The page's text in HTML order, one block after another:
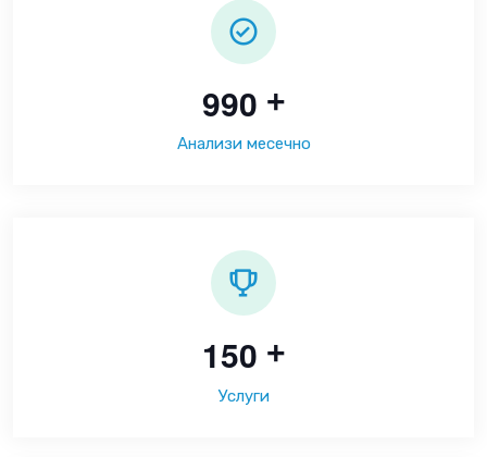
990 +
Анализи месечно
150 +
Услуги